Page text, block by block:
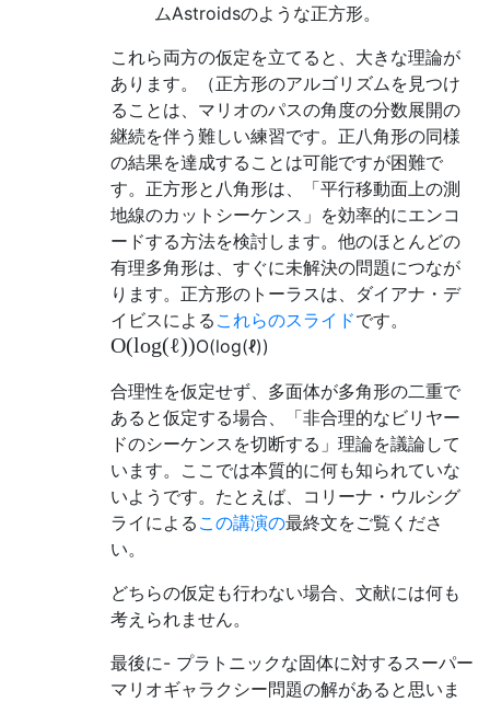
ムAstroidsのような正方形。
これら両方の仮定を立てると、大きな理論が
あります。（正方形のアルゴリズムを見つけ
ることは、マリオのパスの角度の分数展開の
継続を伴う難しい練習です。正八角形の同様
の結果を達成することは可能ですが困難で
す。正方形と八角形は、「平行移動面上の測
地線のカットシーケンス」を効率的にエンコ
ードする方法を検討します。他のほとんどの
有理多角形は、すぐに未解決の問題につなが
ります。正方形のトーラスは、ダイアナ・デ
イビスによる これらのスライドです。
O(log(ℓ))O(log(ℓ))
合理性を仮定せず、多面体が多角形の二重で
あると仮定する場合、「非合理的なビリヤー
ドのシーケンスを切断する」理論を議論して
います。ここでは本質的に何も知られていな
いようです。たとえば、コリーナ・ウルシグ
ライによる この講演の最終文をご覧くださ
い。
どちらの仮定も行わない場合、文献には何も
考えられません。
最後に- プラトニックな固体に対するスーパー
マリオギャラクシー問題の解があると思いま